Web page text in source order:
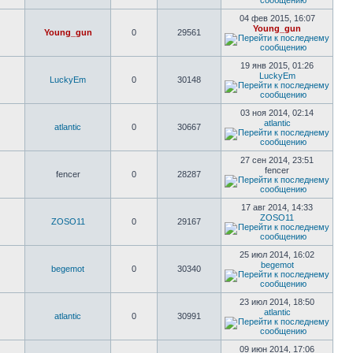
Young_gun 0 29561
04 фев 2015, 16:07
Young_gun
LuckyEm 0 30148
19 янв 2015, 01:26
LuckyEm
atlantic 0 30667
03 ноя 2014, 02:14
atlantic
fencer 0 28287
27 сен 2014, 23:51
fencer
ZOSO11 0 29167
17 авг 2014, 14:33
ZOSO11
begemot 0 30340
25 июл 2014, 16:02
begemot
atlantic 0 30991
23 июл 2014, 18:50
atlantic
09 июн 2014, 17:06